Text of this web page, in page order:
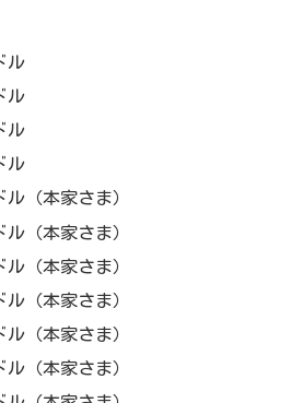
ル
ル
ル
ル
ル（本家さま）
ル（本家さま）
ル（本家さま）
ル（本家さま）
ル（本家さま）
ル（本家さま）